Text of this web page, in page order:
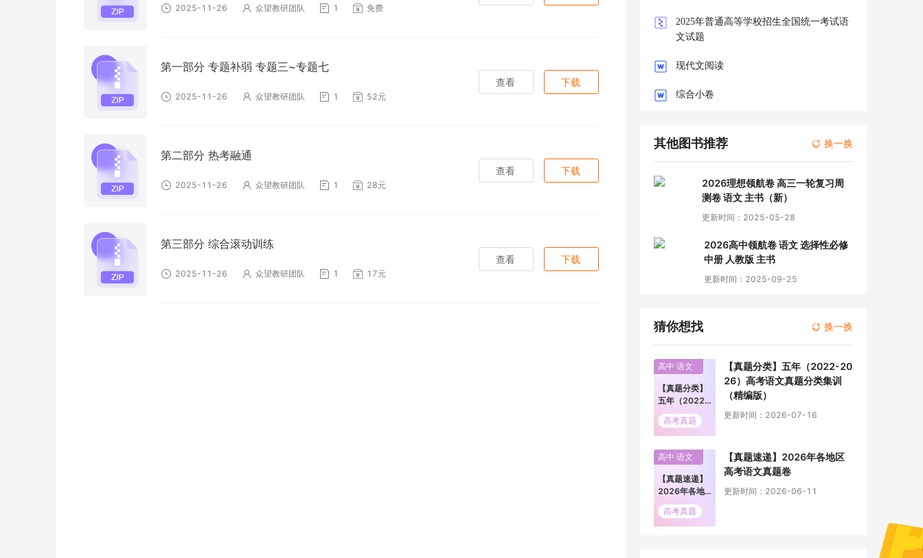
2025-11-26 众望教研团队 1 免费
第一部分 专题补弱 专题三~专题七
2025-11-26 众望教研团队 1 52元
查看 下载
第二部分 热考融通
2025-11-26 众望教研团队 1 28元
查看 下载
第三部分 综合滚动训练
2025-11-26 众望教研团队 1 17元
查看 下载
2025年普通高等学校招生全国统一考试语
文试题
现代文阅读
综合小卷
其他图书推荐 换一换
2026理想领航卷 高三一轮复习周
测卷 语文 主书（新）
更新时间：2025-05-28
2026高中领航卷 语文 选择性必修
中册 人教版 主书
更新时间：2025-09-25
猜你想找 换一换
高中 语文
【真题分类】
五年（2022-
2026）高考
语文真题分类
集训（精编
版）
高考真题
【真题分类】五年（2022-20
26）高考语文真题分类集训
（精编版）
更新时间：2026-07-16
高中 语文
【真题速递】
2026年各地
区高考语文真
题卷
高考真题
【真题速递】2026年各地区
高考语文真题卷
更新时间：2026-06-11